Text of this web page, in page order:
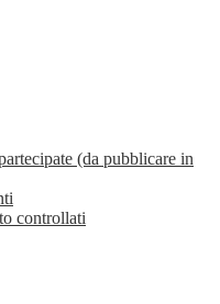
(da pubblicare in
controllati